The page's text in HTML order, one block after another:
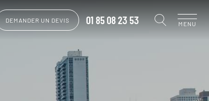
DEMANDER UN DEVIS 01 85 08 23 53 MENU